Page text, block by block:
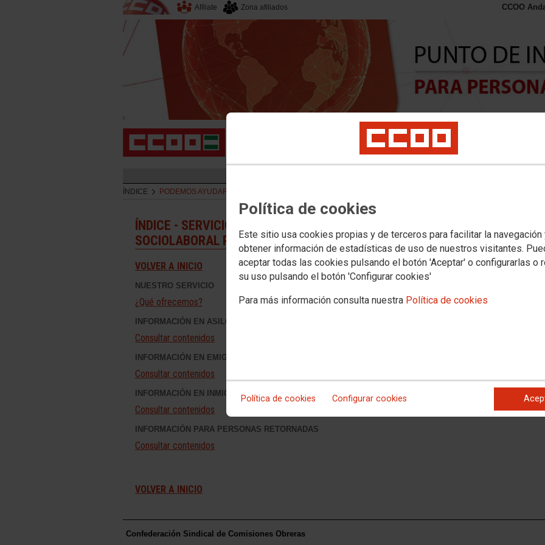
Política de cookies
Este sitio usa cookies propias y de terceros para facilitar la navegación
obtener información de estadísticas de uso de nuestros visitantes.
aceptar todas las cookies pulsando el botón 'Aceptar' o configurarlas o
su uso pulsando el botón 'Configurar cookies'
Para más información consulta nuestra Política de cookies
Política de cookies Configurar cookies
Afíliate Zona afiliados CCOO
ÍNDICE
PODEMOS AYUDARTE
ÍNDICE - SERVICIO DE INFORMACIÓN, ORIENTACIÓN Y ASESORAMIENTO
SOCIOLABORAL PARA PERSONAS MIGRANTES
VOLVER A INICIO
NUESTRO SERVICIO
¿Qué ofrecemos?
INFORMACIÓN EN ASILO
Consultar contenidos
INFORMACIÓN EN EMIGRACIÓN
Consultar contenidos
INFORMACIÓN EN INMIGRACIÓN
Consultar contenidos
INFORMACIÓN PARA PERSONAS RETORNADAS
Consultar contenidos
VOLVER A INICIO
Confederación Sindical de Comisiones Obreras